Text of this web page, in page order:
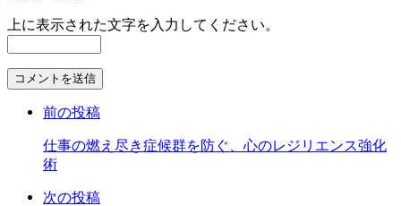
上に表示された文字を入力してください。
コ
メ
す
前の投稿
仕事の燃え尽き症候群を防ぐ、心のレジリエンス強化
術
次の投稿